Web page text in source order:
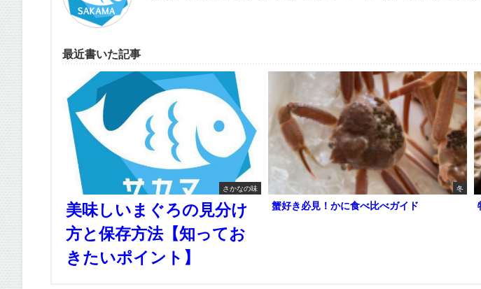
最近書いた記事
さかなの味
美味しいまぐろの見分け
方と保存方法【知ってお
きたいポイント】
冬
蟹好き必見！かに食べ比べガイド